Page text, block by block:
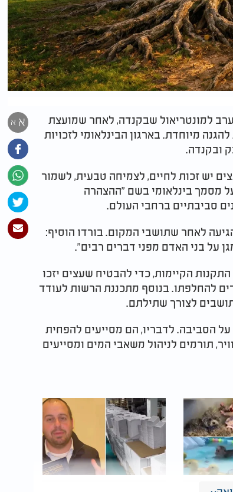
א א
למונטריאול שבקנדה, לאחר שמועצת
מיוחדת. בארגון הבינלאומי לזכויות
ובקנדה.
קובעת כי לעצים יש זכות לחיים, לצמיחה טבעית, לשמור
מסמך בינלאומי בשם "ההצהרה
סביבתיים ברחבי העולם.
לאחר שתושבי המקום. בורדו הוסיף:
על בני האדם מפני דברים רבים".
הקיימות, כדי להבטיח שעצים יזכו
להחלפתו. בנוסף מתכננת הרשות לעודד
לצורך שתילתם.
הסביבה. לדבריו, הם מסייעים להפחית
תורמים לניהול משאבי המים ומסייעים